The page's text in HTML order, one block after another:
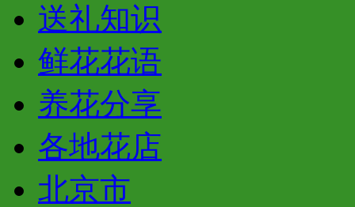
送礼知识
鲜花花语
养花分享
各地花店
北京市